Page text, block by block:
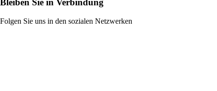
Bleiben Sie in Verbindung
Folgen Sie uns in den sozialen Netzwerken